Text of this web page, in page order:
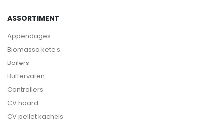
ASSORTIMENT
Appendages
Biomassa ketels
Boilers
Buffervaten
Controllers
CV haard
CV pellet kachels